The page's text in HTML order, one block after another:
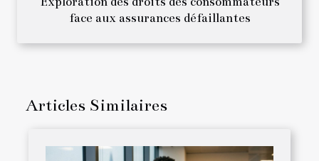
face aux assurances défaillantes
Articles Similaires